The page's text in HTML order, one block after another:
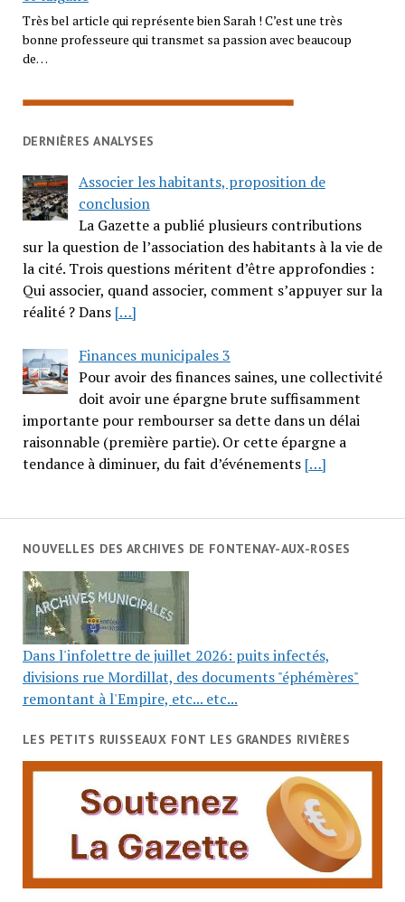
Très bel article qui représente bien Sarah ! C’est une très
bonne professeure qui transmet sa passion avec beaucoup
de…
DERNIÈRES ANALYSES
Associer les habitants, proposition de
conclusion
La Gazette a publié plusieurs contributions
sur la question de l’association des habitants à la vie de
la cité. Trois questions méritent d’être approfondies :
Qui associer, quand associer, comment s’appuyer sur la
réalité ? Dans […]
Finances municipales 3
Pour avoir des finances saines, une collectivité
doit avoir une épargne brute suffisamment
importante pour rembourser sa dette dans un délai
raisonnable (première partie). Or cette épargne a
tendance à diminuer, du fait d’événements […]
NOUVELLES DES ARCHIVES DE FONTENAY-AUX-ROSES
Dans l'infolettre de juillet 2026: puits infectés,
divisions rue Mordillat, des documents "éphémères"
remontant à l'Empire, etc... etc...
LES PETITS RUISSEAUX FONT LES GRANDES RIVIÈRES